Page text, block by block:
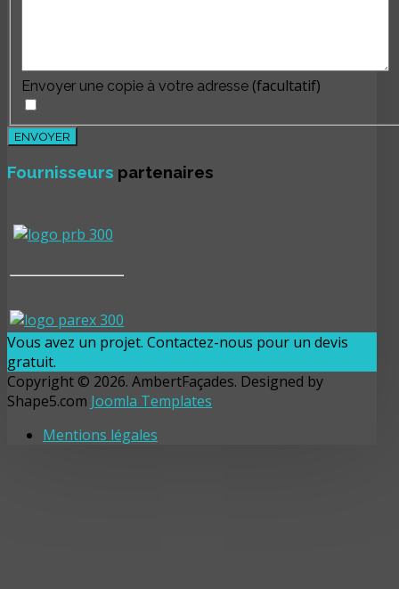
Envoyer une copie à votre adresse (facultatif)
ENVOYER
Fournisseurs partenaires
Vous avez un projet. Contactez-nous pour un devis
gratuit.
Copyright © 2026. AmbertFaçades. Designed by
Shape5.com Joomla Templates
Mentions légales